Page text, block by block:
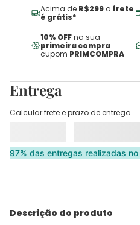
Acima de R$299 o frete
é grátis*
10% OFFna sua
primeira compra
cupom PRIMCOMPRA
Entrega
Calcular frete e prazo de entrega
97% das entregas realizadas
Descrição do produto